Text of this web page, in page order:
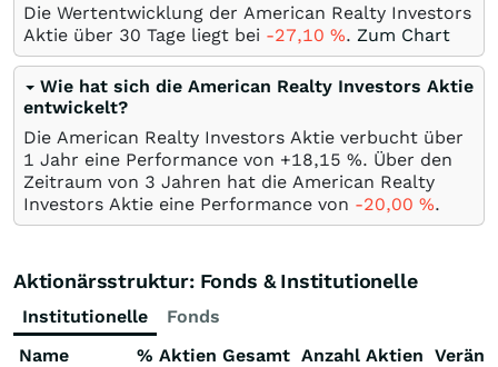
Die Wertentwicklung der American Realty Investors
Aktie über 30 Tage liegt bei -27,10 %. Zum Chart
Wie hat sich die American Realty Investors Aktie
entwickelt?
Die American Realty Investors Aktie verbucht über
1 Jahr eine Performance von +18,15 %. Über den
Zeitraum von 3 Jahren hat die American Realty
Investors Aktie eine Performance von -20,00 %.
Aktionärsstruktur: Fonds & Institutionelle
Institutionelle
Fonds
Name
% Aktien Gesamt Anzahl Aktien